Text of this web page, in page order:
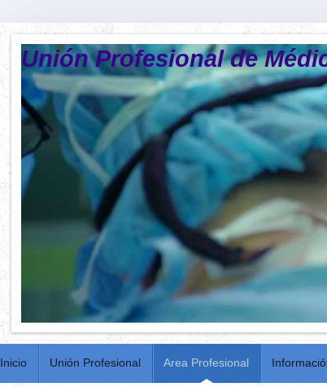
Unión Profesional de
Inicio Unión Profesional Area Profesional